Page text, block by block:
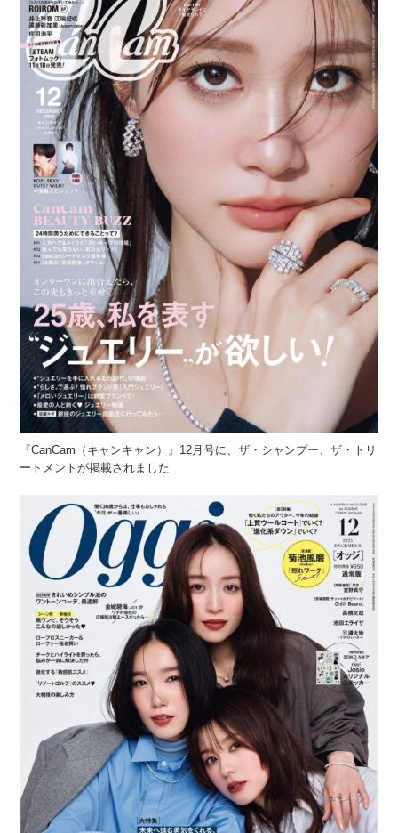
『CanCam（キャンキャン）』12月号に、ザ・シャンプー、ザ・トリ
ートメントが掲載されました